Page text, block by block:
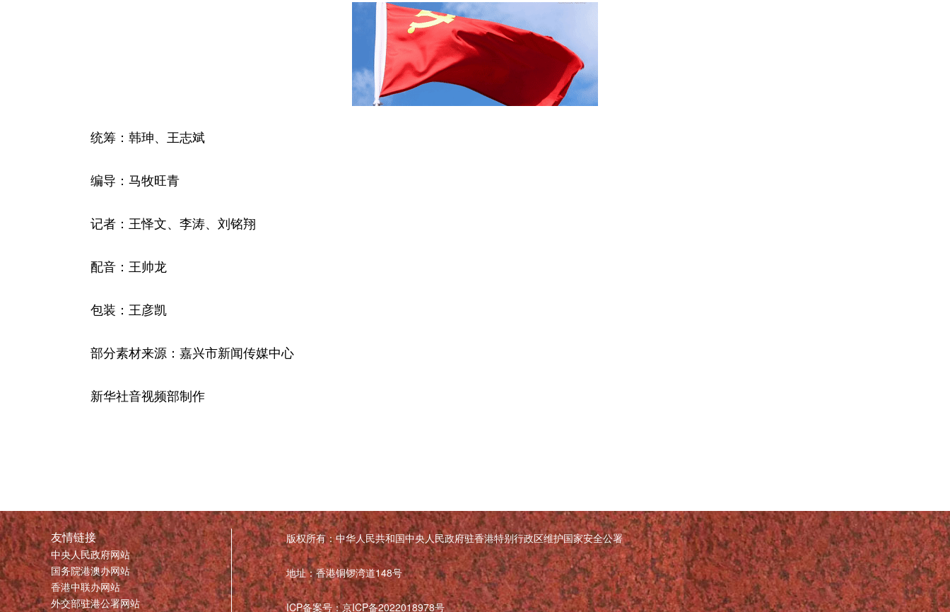
统筹：韩珅、王志斌
编导：马牧旺青
记者：王怿文、李涛、刘铭翔
配音：王帅龙
包装：王彦凯
部分素材来源：嘉兴市新闻传媒中心
新华社音视频部制作
友情链接
中央人民政府网站
国务院港澳办网站
香港中联办网站
外交部驻港公署网站
版权所有：中华人民共和国中央人民政府驻香港特别行政区维护国家安全公署
地址：香港铜锣湾道148号
ICP备案号：京ICP备2022018978号